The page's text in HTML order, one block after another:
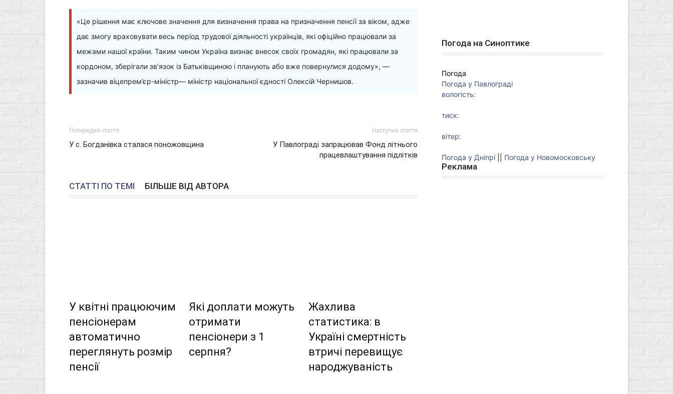
«Це рішення має ключове значення для визначення права на призначення пенсії за віком, адже
дає змогу враховувати весь період трудової діяльності українців, які офіційно працювали за
межами нашої країни. Таким чином Україна визнає внесок своїх громадян, які працювали за
кордоном, зберігали зв’язок із Батьківщиною і планують або вже повернулися додому», —
зазначив віцепрем’єр-міністр— міністр національної єдності Олексій Чернишов.
Попередня стаття
У с. Богданівка сталася поножовщина
Наступна стаття
У Павлограді запрацював Фонд літнього
працевлаштування підлітків
СТАТТІ ПО ТЕМІ БІЛЬШЕ ВІД АВТОРА
У квітні працюючим
пенсіонерам
автоматично
переглянуть розмір
пенсії
Які доплати можуть
отримати
пенсіонери з 1
серпня?
Жахлива
статистика: в
Україні смертність
втричі перевищує
народжуваність
Погода на Синоптике
Погода
Погода у Павлограді
вологість:
тиск:
вітер:
Погода у Дніпрі Погода у Новомосковську
Реклама